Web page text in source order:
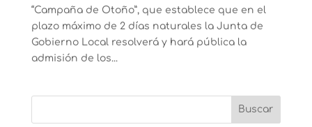
“Campaña de Otoño”, que establece que en el
plazo máximo de 2 días naturales la Junta de
Gobierno Local resolverá y hará pública la
admisión de los...